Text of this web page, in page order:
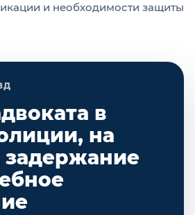
и необходимости защиты
в
на
задержание